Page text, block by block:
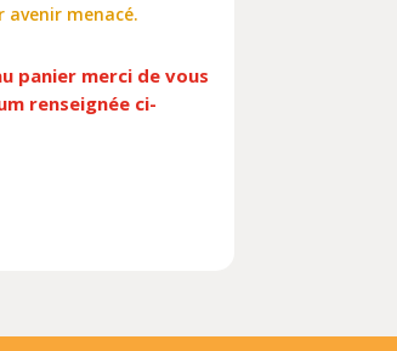
avenir menacé.
panier merci de vous
renseignée ci-